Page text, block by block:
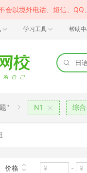
会以境外电话、短信、QQ
学习工具 帮助
" N1 综合
价格 -